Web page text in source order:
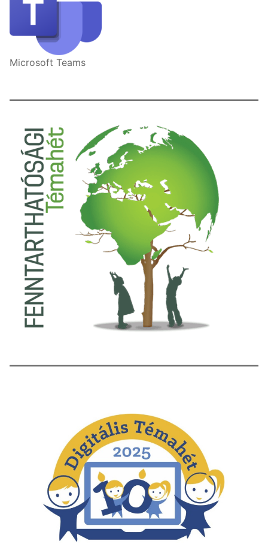
Microsoft Teams